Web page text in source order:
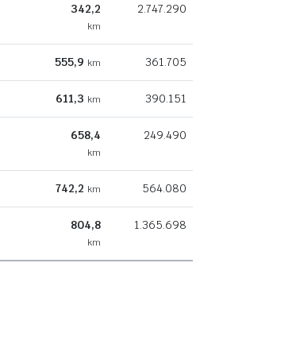
342,2
km
2.747.290
555,9 km 361.705
611,3 km 390.151
658,4
km
249.490
742,2 km 564.080
804,8
km
1.365.698